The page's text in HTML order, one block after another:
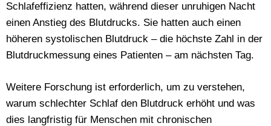
Schlafeffizienz hatten, während dieser unruhigen Nacht
einen Anstieg des Blutdrucks. Sie hatten auch einen
höheren systolischen Blutdruck – die höchste Zahl in der
Blutdruckmessung eines Patienten – am nächsten Tag.
Weitere Forschung ist erforderlich, um zu verstehen,
warum schlechter Schlaf den Blutdruck erhöht und was
dies langfristig für Menschen mit chronischen